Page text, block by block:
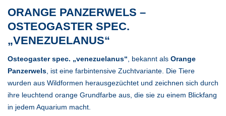
ORANGE PANZERWELS –
OSTEOGASTER SPEC.
„VENEZUELANUS“
Osteogaster spec. „venezuelanus“, bekannt als Orange
Panzerwels, ist eine farbintensive Zuchtvariante. Die Tiere
wurden aus Wildformen herausgezüchtet und zeichnen sich durch
ihre leuchtend orange Grundfarbe aus, die sie zu einem Blickfang
in jedem Aquarium macht.